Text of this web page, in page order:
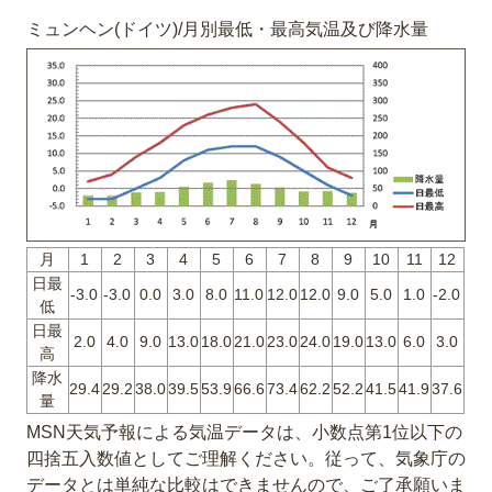
ミュンヘン(ドイツ)/月別最低・最高気温及び降水量
月 1 2 3 4 5 6 7 8 9 10 11
12
日最
低
-3.0 -3.0 0.0 3.0 8.0 11.0 12.0 12.0 9.0 5.0 1.0 -2.0
日最
高
2.0 4.0 9.0 13.0 18.0 21.0 23.0 24.0 19.0 13.0 6.0 3.0
降水
量
29.4 29.238.039.553.966.673.462.252.241.541.937.6
MSN天気予報による気温データは、小数点第1位以下の
四捨五入数値としてご理解ください。従って、気象庁の
データとは単純な比較はできませんので、ご了承願いま